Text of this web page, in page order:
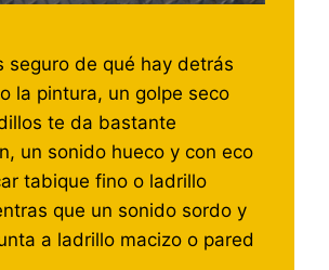
seguro de qué hay detrás
la pintura, un golpe seco
te da bastante
un sonido hueco y con eco
tabique fino o ladrillo
que un sonido sordo y
a ladrillo macizo o pared